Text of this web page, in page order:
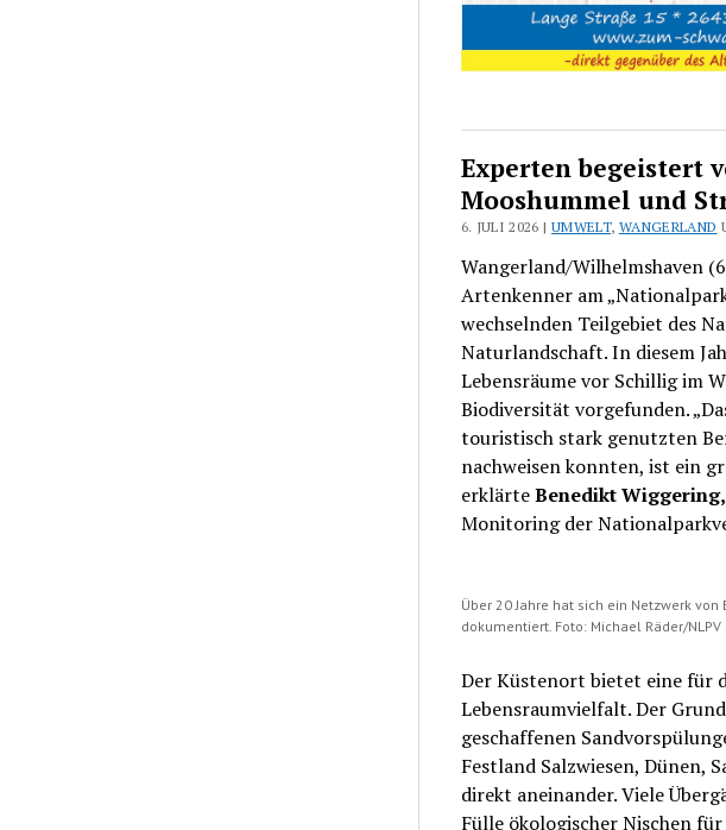
Experten begeistert
Mooshummel und
6. JULI 2026 | UMWELT, WANGERLAND
Wangerland/Wilhelmshaven
Artenkenner am
wechselnden Teilgebiet des
Naturlandschaft. In diesem
Lebensräume vor Schillig im
Biodiversität vorgefunden.
touristisch stark genutzten
nachweisen konnten, ist ein
erklärteBenedikt Wiggering,
Monitoring der
Über 20 Jahre hat sich ein Netzwerk
dokumentiert. Foto: Michael Räder/NLPV
Der Küstenort bietet eine für
Lebensraumvielfalt. Der
geschaffenen
Festland Salzwiesen, Dünen,
direkt aneinander. Viele
Fülle ökologischer Nischen